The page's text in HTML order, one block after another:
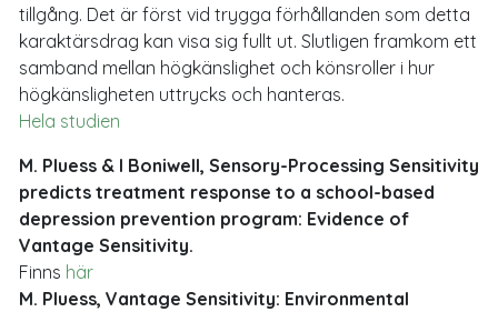
tillgång. Det är först vid trygga förhållanden som detta
karaktärsdrag kan visa sig fullt ut. Slutligen framkom ett
samband mellan högkänslighet och könsroller i hur
högkänsligheten uttrycks och hanteras.
Hela studien
M. Pluess & I Boniwell, Sensory-Processing Sensitivity
predicts treatment response to a school-based
depression prevention program: Evidence of
Vantage Sensitivity.
Finns här
M. Pluess, Vantage Sensitivity: Environmental